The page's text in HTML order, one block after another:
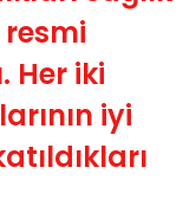
resmi
Her iki
iyi